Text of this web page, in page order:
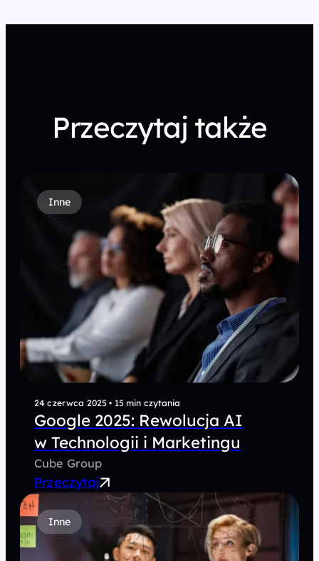
Przeczytaj także
Inne
24 czerwca 2025• 15 min czytania
Google 2025: Rewolucja AI
w Technologii i Marketingu
Cube Group
Przeczytaj
Inne